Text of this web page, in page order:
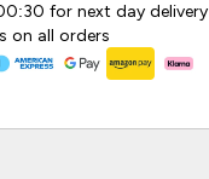
for next day delivery
on all orders